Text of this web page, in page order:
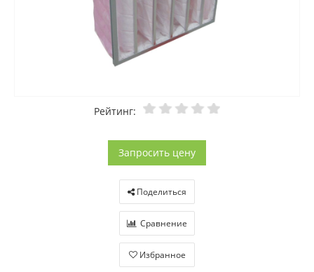
Рейтинг:
Запросить цену
Поделиться
Сравнение
Избранное